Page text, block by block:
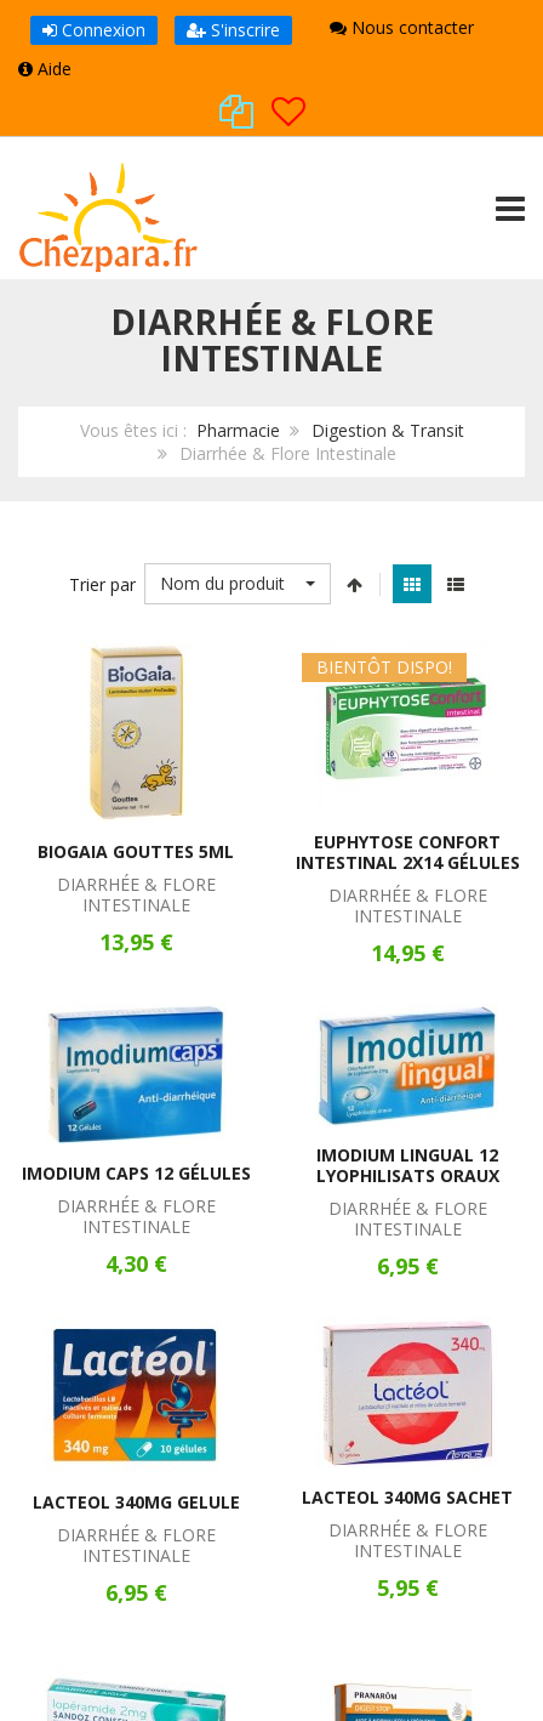
Connexion S'inscrire
Nous contacter
Aide
DIARRHÉE & FLORE
INTESTINALE
Vous êtes ici : Pharmacie
Digestion & Transit
Diarrhée & Flore Intestinale
Trier par Nom du produit
BIOGAIA GOUTTES 5ML
DIARRHÉE & FLORE
INTESTINALE
13,95 €
BIENTÔT DISPO!
EUPHYTOSE CONFORT
INTESTINAL 2X14 GÉLULES
DIARRHÉE & FLORE
INTESTINALE
14,95 €
IMODIUM CAPS 12 GÉLULES
DIARRHÉE & FLORE
INTESTINALE
4,30 €
IMODIUM LINGUAL 12
LYOPHILISATS ORAUX
DIARRHÉE & FLORE
INTESTINALE
6,95 €
LACTEOL 340MG GELULE
DIARRHÉE & FLORE
INTESTINALE
6,95 €
LACTEOL 340MG SACHET
DIARRHÉE & FLORE
INTESTINALE
5,95 €